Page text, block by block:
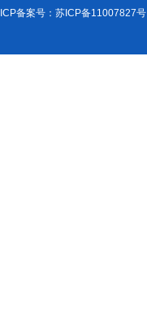
ICP备案号：苏ICP备11007827号